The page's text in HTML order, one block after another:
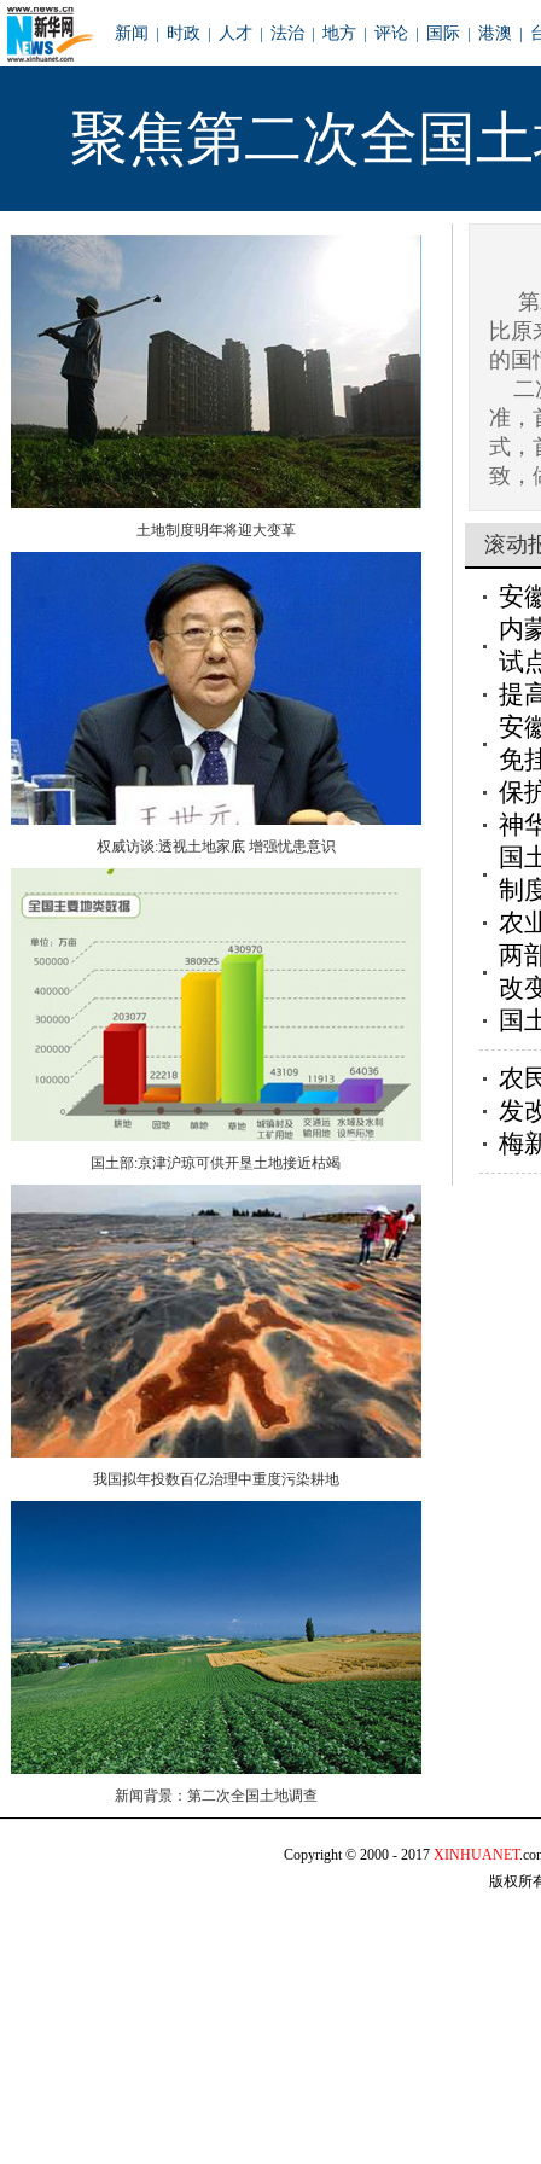
新闻 | 时政 | 人才 | 法治 | 地方 | 评论 | 国际 | 港澳 |
聚焦第二次全国
土地制度明年将迎大变革
权威访谈:透视土地家底 增强忧患意识
国土部:京津沪琼可供开垦土地接近枯竭
我国拟年投数百亿治理中重度污染耕地
新闻背景：第二次全国土地调查
比原
的国
二
准，
式，
致，
滚动
安
内
试
提
安
免
保
神
国
制
农
两
改
国
农
发
梅
Copyright © 2000 - 2017 XINHUANET
版权所